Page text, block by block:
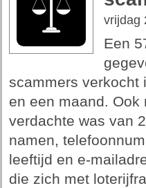
vrijdag
Een
scammers verkocht
en een maand.
verdachte was van
namen,
leeftijd en e-
die zich met